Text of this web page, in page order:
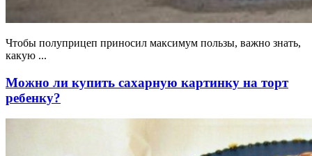
Чтобы полуприцеп приносил максимум пользы, важно знать,
какую ...
Можно ли купить сахарную картинку на торт
ребенку?